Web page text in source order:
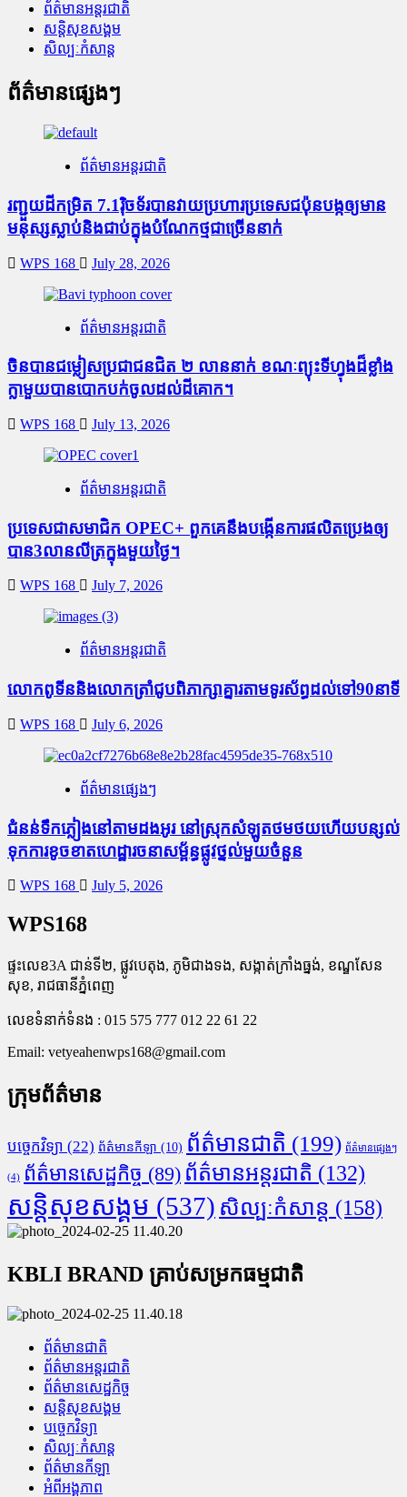
ព័ត៌មានអន្តរជាតិ
សន្តិសុខសង្គម
សិល្បៈកំសាន្ត
ព័ត៌មានផ្សេងៗ
ព័ត៌មានអន្តរជាតិ
រញ្ជួយដីកម្រិត​ 7.1រ៉ិចទ័របានវាយប្រហារប្រទេសជប៉ុនបង្កឲ្យមាន
មនុស្សស្លាប់​និង​ជាប់ក្នុងបំណែកថ្មជាច្រើននាក់
WPS 168 July 28, 2026
ព័ត៌មានអន្តរជាតិ
ចិនបានជម្លៀសប្រជាជនជិត ២ លាននាក់ ខណៈព្យុះទីហ្វុងដ៏ខ្លាំង
ក្លាមួយបានបោកបក់ចូលដល់ដីគោក។
WPS 168 July 13, 2026
ព័ត៌មានអន្តរជាតិ
ប្រទេសជាសមាជិក OPEC+​ ពួកគេនឹងបង្កើនការផលិតប្រេងឲ្យ
បាន3លានលីត្រក្នុងមួយថ្ងៃ។
WPS 168 July 7, 2026
ព័ត៌មានអន្តរជាតិ
លោកពូទីននិងលោកត្រាំជូបពិភាក្សាគ្នារតាមទូរស័ព្ធដល់ទៅ90នាទី
WPS 168 July 6, 2026
ព័ត៌មានផ្សេងៗ
ជំនន់​ទឹកភ្លៀង​នៅ​តាម​ដងអូរ​ នៅ​ស្រុក​សំឡូត​ថមថយ​ហើយ​បន្សល់​
ទុក​ការ​ខូចខាត​ហេដ្ឋារចនាសម្ព័ន្ធ​ផ្លូវថ្នល់​មួយ​ចំនួន
WPS 168 July 5, 2026
WPS168
ផ្ទះលេខ3A ជាន់ទី២, ផ្លូវបេតុង, ភូមិជាងទង, សង្កាត់ក្រាំងធ្នង់, ខណ្ឌសែន
សុខ, រាជធានីភ្នំពេញ
លេខទំនាក់ទំនង : 015 575 777 012 22 61 22
Email: vetyeahenwps168@gmail.com
ក្រុមព័ត៌មាន
បច្ចេកវិទ្យា (22) ព័ត៌មានកីឡា (10) ព័ត៌មានជាតិ (199) ព័ត៌មានផ្សេងៗ
(4) ព័ត៌មានសេដ្ឋកិច្ច (89) ព័ត៌មានអន្តរជាតិ (132)
សន្តិសុខសង្គម (537) សិល្បៈកំសាន្ត (158)
KBLI BRAND គ្រាប់សម្រកធម្មជាតិ
ព័ត៌មានជាតិ
ព័ត៌មានអន្តរជាតិ
ព័ត៌មានសេដ្ឋកិច្ច
សន្តិសុខសង្គម
បច្ចេកវិទ្យា
សិល្បៈកំសាន្ត
ព័ត៌មានកីឡា
អំពីអង្គភាព